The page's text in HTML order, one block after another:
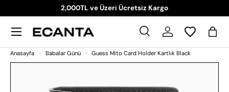
İçeriği atla
2,000TL ve Üzeri Ücretsiz Kargo
Ara
Ara
Ara Giriş Yap
Menü
Anasayfa Babalar Günü Guess Mito Card Holder Kartlık Black